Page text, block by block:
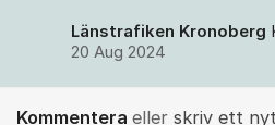
Länstrafiken Kronoberg
20 Aug 2024
Kommentera eller skriv ett